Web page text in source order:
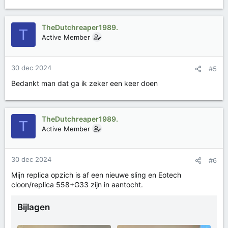
r
n
e
T TheDutchreaper1989.
Active Member
30 dec 2024 #5
Bedankt man dat ga ik zeker een keer doen
T TheDutchreaper1989.
Active Member
30 dec 2024 #6
Mijn replica opzich is af een nieuwe sling en Eotech
cloon/replica 558+G33 zijn in aantocht.
Bijlagen